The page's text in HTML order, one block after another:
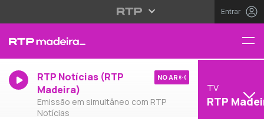
Entrar
RTP Notícias (RTP
Madeira)
Emissão em simultâneo com RTP
Notícias
NO AR
TV
RTP